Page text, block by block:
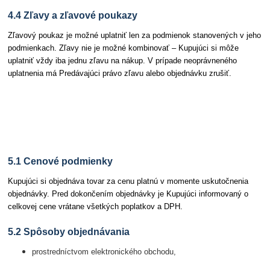
4.4 Zľavy a zľavové poukazy
Zľavový poukaz je možné uplatniť len za podmienok stanovených v jeho
podmienkach. Zľavy nie je možné kombinovať – Kupujúci si môže
uplatniť vždy iba jednu zľavu na nákup. V prípade neoprávneného
uplatnenia má Predávajúci právo zľavu alebo objednávku zrušiť.
5.1 Cenové podmienky
Kupujúci si objednáva tovar za cenu platnú v momente uskutočnenia
objednávky. Pred dokončením objednávky je Kupujúci informovaný o
celkovej cene vrátane všetkých poplatkov a DPH.
5.2 Spôsoby objednávania
prostredníctvom elektronického obchodu,